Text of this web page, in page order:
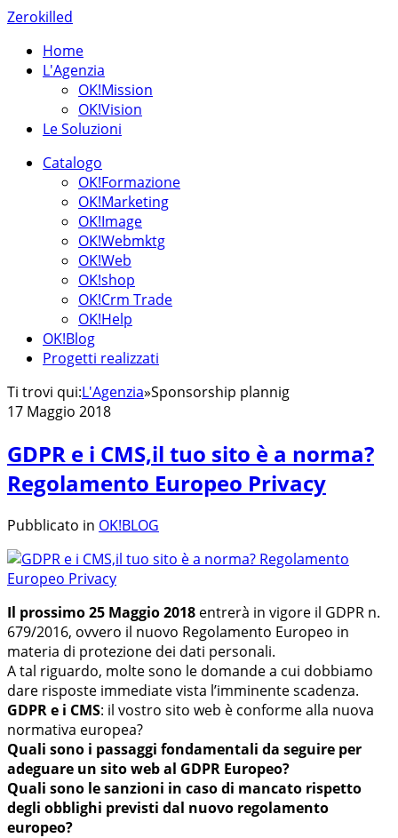
Zerokilled
Home
L'Agenzia
OK!Mission
OK!Vision
Le Soluzioni
Catalogo
OK!Formazione
OK!Marketing
OK!Image
OK!Webmktg
OK!Web
OK!shop
OK!Crm Trade
OK!Help
OK!Blog
Progetti realizzati
Ti trovi qui:L'Agenzia»Sponsorship plannig
17 Maggio 2018
GDPR e i CMS,il tuo sito è a norma?
Regolamento Europeo Privacy
Pubblicato in OK!BLOG
Il prossimo 25 Maggio 2018 entrerà in vigore il GDPR n.
679/2016, ovvero il nuovo Regolamento Europeo in
materia di protezione dei dati personali.
A tal riguardo, molte sono le domande a cui dobbiamo
dare risposte immediate vista l’imminente scadenza.
GDPR e i CMS: il vostro sito web è conforme alla nuova
normativa europea?
Quali sono i passaggi fondamentali da seguire per
adeguare un sito web al GDPR Europeo?
Quali sono le sanzioni in caso di mancato rispetto
degli obblighi previsti dal nuovo regolamento
europeo?